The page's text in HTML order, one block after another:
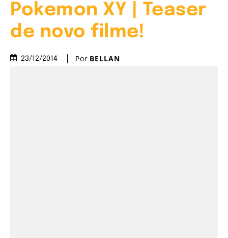
Pokemon XY | Teaser
de novo filme!
23/12/2014 Por BELLAN